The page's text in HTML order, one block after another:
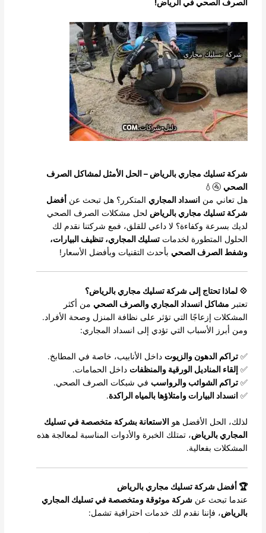
الصرف الصحي في الرياض!
شركة تسليك مجاري بالرياض – الحل الأمثل لمشاكل الصرف
الصحي 🚰💧
هل تعاني منانسداد المجاري المتكرر؟ هل تبحث عنأفضل
شركة تسليك مجاري بالرياض لحل مشكلات الصرف الصحي
لديك بسرعة وكفاءة؟ لا داعي للقلق، فمع شركتنا نقدم لك
الحلول المتطورة لخدماتتسليك المجاري، تنظيف البيارات،
وشفط الصرف الصحي بأحدث التقنيات وبأفضل الأسعار!
💠 لماذا تحتاج إلى شركة تسليك مجاري بالرياض؟
تعتبر مشاكل انسداد المجاري والصرف الصحي من أكثر
المشكلات إزعاجًا التي تؤثر على نظافة المنزل وصحة الأفراد.
ومن أبرز الأسباب التي تؤدي إلى انسداد المجاري:
✅تراكم الدهون والزيوت داخل الأنابيب، خاصة في المطابخ.
✅ إلقاء المناديل الورقية والمنظفات داخل الحمامات.
✅تراكم الشوائب والرواسب في شبكات الصرف الصحي.
✅ انسداد البيارات وامتلاؤها بالمياه الراكدة.
لذلك، الحل الأفضل هو الاستعانة بشركة متخصصة في تسليك
المجاري بالرياض، تمتلك الخبرة والأدوات المناسبة لمعالجة هذه
المشكلات بفعالية.
🏆 أفضل شركة تسليك مجاري بالرياض
عندما تبحث عنشركة موثوقة ومتخصصة في تسليك المجاري
بالرياض، فإننا نقدم لك خدمات احترافية تشمل: